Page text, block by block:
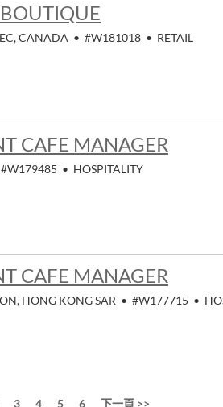
CANADA • #W181018 • RETAIL
CAFE MANAGER
#W179485 • HOSPITALITY
CAFE MANAGER
HONG KONG SAR • #W177715 •
3 4 5 6 下一頁 >>